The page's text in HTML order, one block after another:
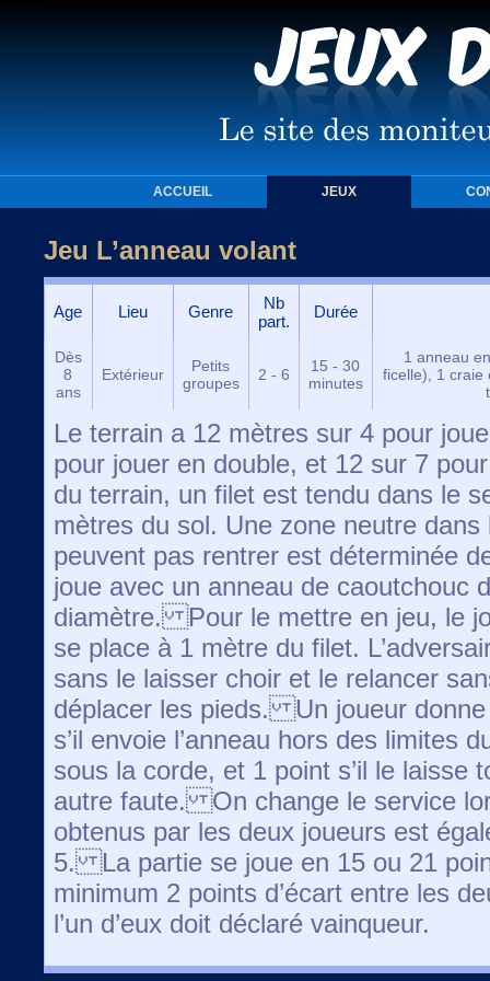
ACCUEIL JEUX
Jeu L’anneau volant
Age Lieu Genre
Nb
part.
Durée
Dès
8
ans
Extérieur
Petits
groupes
2 - 6
15 - 30
minutes
1 anneau
ficelle), 1 craie
Le terrain a 12 mètres sur 4 pour
pour jouer en double, et 12 sur 7
du terrain, un filet est tendu dans le
mètres du sol. Une zone neutre
peuvent pas rentrer est déterminée
joue avec un anneau de caoutchouc
diamètre. Pour le mettre en jeu, le
se place à 1 mètre du filet.
sans le laisser choir et le relancer
déplacer les pieds. Un joueur
s’il envoie l’anneau hors des limites
sous la corde, et 1 point s’il le laisse
autre faute. On change le service
obtenus par les deux joueurs est
5. La partie se joue en 15 ou 21
minimum 2 points d’écart entre les
l’un d’eux doit déclaré vainqueur.